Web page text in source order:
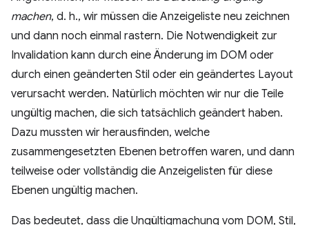
machen, d. h., wir müssen die Anzeigeliste neu zeichnen
und dann noch einmal rastern. Die Notwendigkeit zur
Invalidation kann durch eine Änderung im DOM oder
durch einen geänderten Stil oder ein geändertes Layout
verursacht werden. Natürlich möchten wir nur die Teile
ungültig machen, die sich tatsächlich geändert haben.
Dazu mussten wir herausfinden, welche
zusammengesetzten Ebenen betroffen waren, und dann
teilweise oder vollständig die Anzeigelisten für diese
Ebenen ungültig machen.
Das bedeutet, dass die Ungültigmachung vom DOM, Stil,